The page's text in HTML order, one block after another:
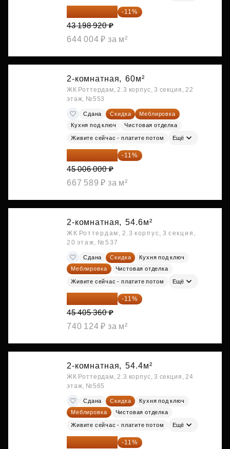
38 447 039 ₽ -11%
43 198 920 ₽
644 004 ₽ за м²
2-комнатная, 60м²
ЖК Роттердам, 2.3 корпус, 3 секция, 22
этаж, №553
Сдана Скидка
Меблировка
Кухня под ключ
Чистовая отделка
Живите сейчас - платите потом Ещё
40 055 340 ₽ -11%
45 006 000 ₽
667 589 ₽ за м²
2-комнатная, 54.6м²
ЖК Роттердам, 2.3 корпус, 3 секция,
20 этаж, №537
Сдана Скидка
Кухня под ключ
Меблировка
Чистовая отделка
Живите сейчас - платите потом Ещё
40 410 770 ₽ -11%
45 405 360 ₽
740 124 ₽ за м²
2-комнатная, 54.4м²
ЖК Роттердам, 2.3 корпус, 3 секция, 24
этаж, №565
Сдана Скидка
Кухня под ключ
Меблировка
Чистовая отделка
Живите сейчас - платите потом Ещё
40 577 450 ₽ -11%